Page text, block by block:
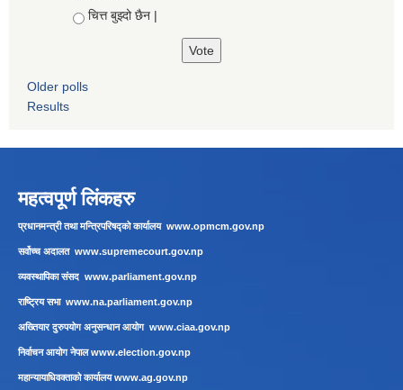
चित्त बुझ्दो छैन |
Older polls
Results
महत्वपूर्ण लिंकहरु
प्रधानमन्त्री तथा मन्त्रिपरिषद्को कार्यालय www.opmcm.gov.np
सर्वोच्च अदालत www.supremecourt.gov.np
व्यवस्थापिका संसद www.parliament.gov.np
राष्ट्रिय सभा www.na.parliament.gov.np
अख्तियार दुरुपयोग अनुसन्धान आयोग www.ciaa.gov.np
निर्वाचन आयोग नेपालwww.election.gov.np
महान्यायाधिवक्ताको कार्यालयwww.ag.gov.np